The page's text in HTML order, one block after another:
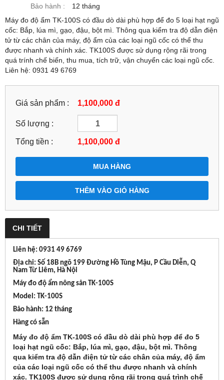
Bảo hành :
12 tháng
Máy đo độ ẩm TK-100S có đầu dò dài phù hợp để đo 5 loại hạt ngũ
cốc: Bắp, lúa mì, gạo, đậu, bột mì. Thông qua kiểm tra độ dẫn điện
tử từ các chân của máy, độ ẩm của các loại ngũ cốc có thể thu
được nhanh và chính xác. TK100S được sử dụng rộng rãi trong
quá trính chế biến, thu mua, tích trữ, vận chuyển các loại ngũ cốc.
Liên hệ: 0931 49 6769
Giá sản phẩm : 1,100,000 đ
Số lượng :
Tổng tiền : 1,100,000 đ
MUA HÀNG
THÊM VÀO GIỎ HÀNG
CHI TIẾT
Liên hệ: 0931 49 6769
Địa chỉ: Số 18B ngõ 199 Đường Hồ Tùng Mậu, P Cầu Diễn, Q
Nam Từ Liêm, Hà Nội
Máy đo độ ẩm nông sản TK-100S
Model: TK-100S
Bảo hành: 12 tháng
Hàng có sẵn
Máy đo độ ẩm TK-100S có đầu dò dài phù hợp để đo 5
loại hạt ngũ cốc: Bắp, lúa mì, gạo, đậu, bột mì. Thông
qua kiểm tra độ dẫn điện tử từ các chân của máy, độ ẩm
của các loại ngũ cốc có thể thu được nhanh và chính
xác. TK100S được sử dụng rộng rãi trong quá trình chế